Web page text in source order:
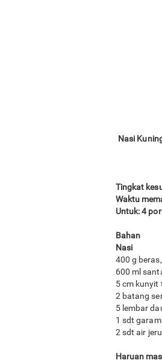
Nasi
Tingkat
Waktu
Untuk: 4
Bahan
Nasi
400 g
600 ml
5 cm kunyit
2 batang
5 lembar
1 sdt garam
2 sdt air
Haruan